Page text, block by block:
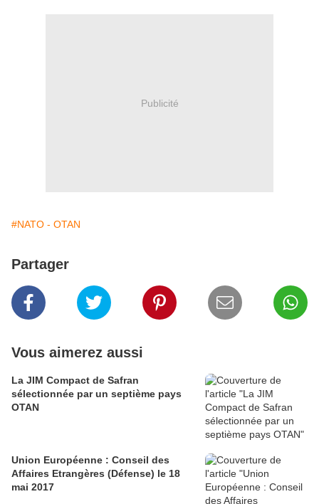
Publicité
#NATO - OTAN
Partager
Vous aimerez aussi
La JIM Compact de Safran
sélectionnée par un septième pays
OTAN
Union Européenne : Conseil des
Affaires Etrangères (Défense) le 18
mai 2017